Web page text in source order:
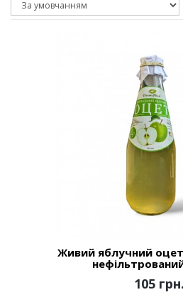
Живий яблучний
105 грн.